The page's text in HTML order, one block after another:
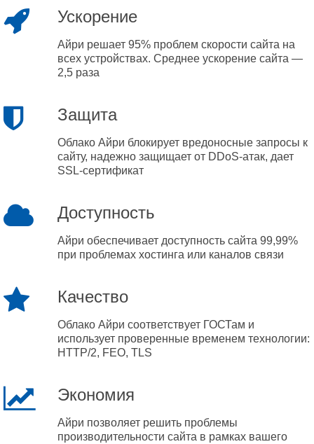
Ускорение
Айри решает 95% проблем скорости сайта на
всех устройствах. Среднее ускорение сайта —
2,5 раза
Защита
Облако Айри блокирует вредоносные запросы к
сайту, надежно защищает от DDoS-атак, дает
SSL-сертификат
Доступность
Айри обеспечивает доступность сайта 99,99%
при проблемах хостинга или каналов связи
Качество
Облако Айри соответствует ГОСТам и
использует проверенные временем технологии:
HTTP/2, FEO, TLS
Экономия
Айри позволяет решить проблемы
производительности сайта в рамках вашего